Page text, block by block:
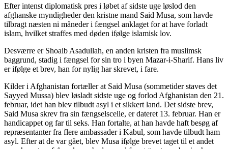
Efter intenst diplomatisk pres i løbet af sidste uge løslod den
afghanske myndigheder den kristne mand Said Musa, som havde
tilbragt næsten ni måneder i fængsel anklaget for at have forladt
islam, hvilket straffes med døden ifølge islamisk lov.
Desværre er Shoaib Asadullah, en anden kristen fra muslimsk
baggrund, stadig i fængsel for sin tro i byen Mazar-i-Sharif. Hans liv
er ifølge et brev, han for nylig har skrevet, i fare.
Kilder i Afghanistan fortæller at Said Musa (sommetider staves det
Sayyed Mussa) blev løsladt sidste uge og forlod Afghanistan den 21.
februar, idet han blev tilbudt asyl i et sikkert land. Det sidste brev,
Said Musa skrev fra sin fængselscelle, er dateret 13. februar. Han er
handicappet og far til seks. Han fortalte, at han havde haft besøg af
repræsentanter fra flere ambassader i Kabul, som havde tilbudt ham
asyl. Efter at de var gået, blev Musa ifølge brevet taget til et andet